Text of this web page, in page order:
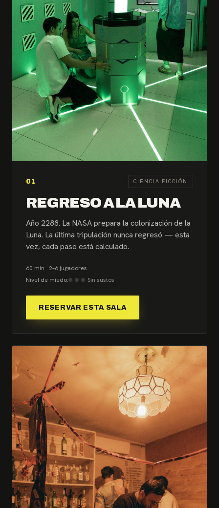
01 CIENCIA FICCIÓN
REGRESO A LA LUNA
Año 2288. La NASA prepara la colonización de la
Luna. La última tripulación nunca regresó — esta
vez, cada paso está calculado.
60 min · 2–6 jugadores
Nivel de miedo:
Sin sustos
RESERVAR ESTA SALA